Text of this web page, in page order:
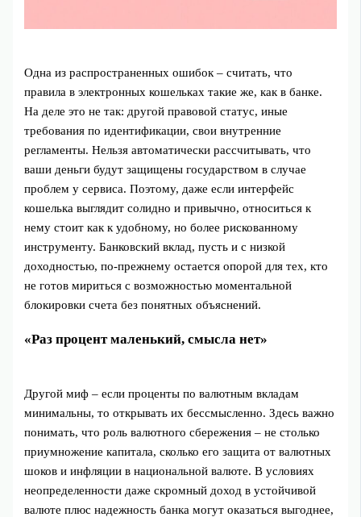
Одна из распространенных ошибок – считать, что
правила в электронных кошельках такие же, как в банке.
На деле это не так: другой правовой статус, иные
требования по идентификации, свои внутренние
регламенты. Нельзя автоматически рассчитывать, что
ваши деньги будут защищены государством в случае
проблем у сервиса. Поэтому, даже если интерфейс
кошелька выглядит солидно и привычно, относиться к
нему стоит как к удобному, но более рискованному
инструменту. Банковский вклад, пусть и с низкой
доходностью, по‑прежнему остается опорой для тех, кто
не готов мириться с возможностью моментальной
блокировки счета без понятных объяснений.
«Раз процент маленький, смысла нет»
Другой миф – если проценты по валютным вкладам
минимальны, то открывать их бессмысленно. Здесь важно
понимать, что роль валютного сбережения – не столько
приумножение капитала, сколько его защита от валютных
шоков и инфляции в национальной валюте. В условиях
неопределенности даже скромный доход в устойчивой
валюте плюс надежность банка могут оказаться выгоднее,